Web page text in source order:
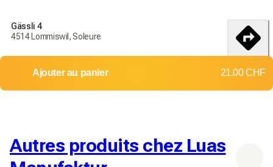
Commandez aujourd'hui pour recevoir vos produits d'ici le
18-25 débembre
Gässli 4
4514 Lommiswil, Soleure
itinéraire
Ajouter au panier 21.00 CHF
Autres produits chez Luas